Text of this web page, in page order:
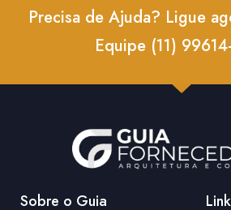
Precisa de Ajuda? Ligue
Equipe (11)
Sobre o Guia